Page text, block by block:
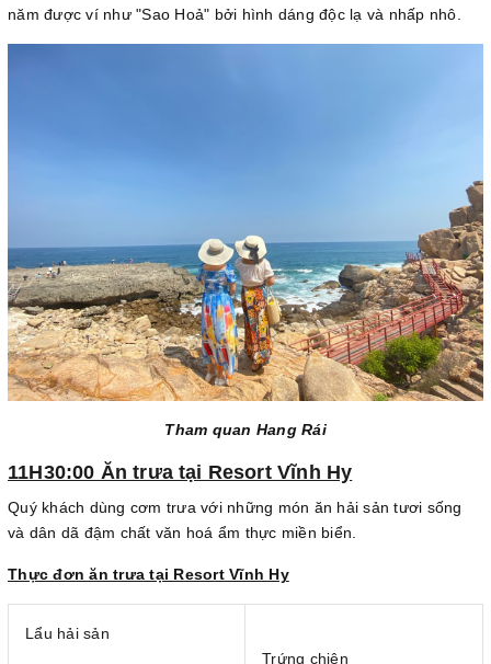
năm được ví như "Sao Hoả" bởi hình dáng độc lạ và nhấp nhô.
Tham quan Hang Rái
11H30:00 Ăn trưa tại Resort Vĩnh Hy
Quý khách dùng cơm trưa với những món ăn hải sản tươi sống
và dân dã đậm chất văn hoá ẩm thực miền biển.
Thực đơn ăn trưa tại Resort Vĩnh Hy
Lẩu hải sản
Trứng chiên